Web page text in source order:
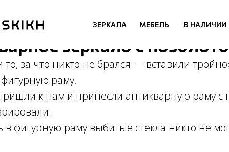
ЗЕРКАЛА МЕБЕЛЬ В НАЛИЧИИ
зеркало с
за что никто не брался — вставили
раму.
к нам и принесли антикварную раму с
в фигурную раму выбитые стекла никто не